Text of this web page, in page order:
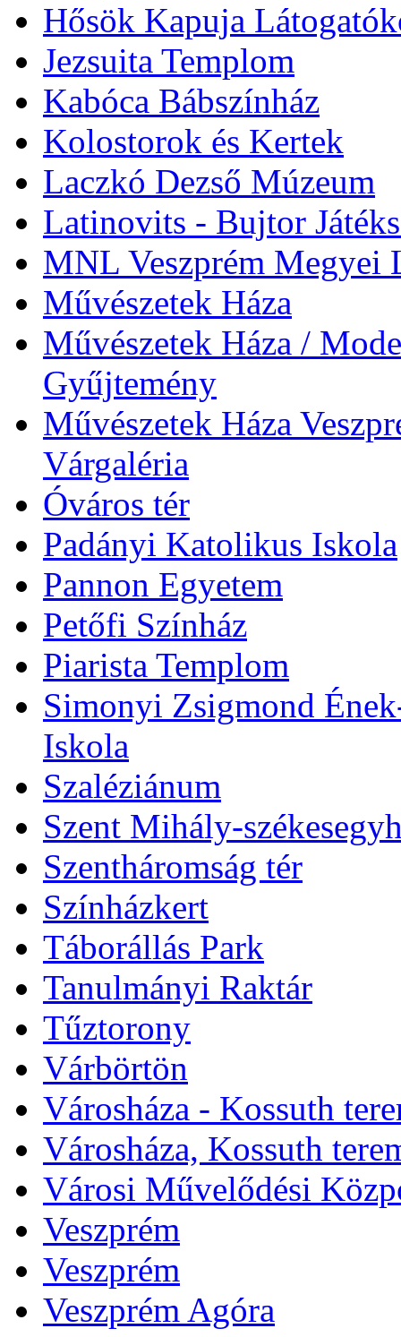
Hősök Kapuja
Jezsuita Templom
Kabóca Bábszínház
Kolostorok és Kertek
Laczkó Dezső Múzeum
Latinovits - Bujtor
MNL Veszprém Megyei
Művészetek Háza
Művészetek Háza /
Gyűjtemény
Művészetek Háza
Várgaléria
Óváros tér
Padányi Katolikus Iskola
Pannon Egyetem
Petőfi Színház
Piarista Templom
Simonyi Zsigmond
Iskola
Szaléziánum
Szent Mihály-
Szentháromság tér
Színházkert
Táborállás Park
Tanulmányi Raktár
Tűztorony
Várbörtön
Városháza - Kossuth
Városháza, Kossuth
Városi Művelődési
Veszprém
Veszprém
Veszprém Agóra